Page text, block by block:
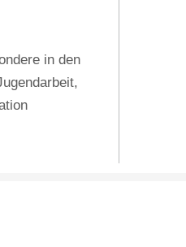
in den